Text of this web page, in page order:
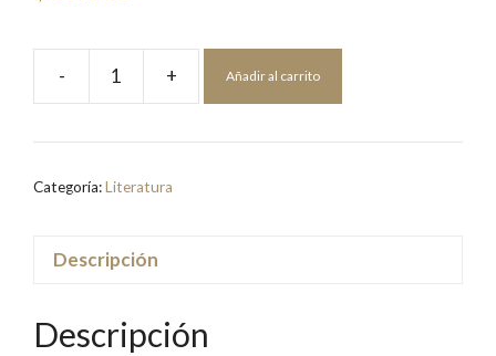
-
Memorándum
|
+ Añadir al carrito
Categoría:Literatura
Descripción
Descripción